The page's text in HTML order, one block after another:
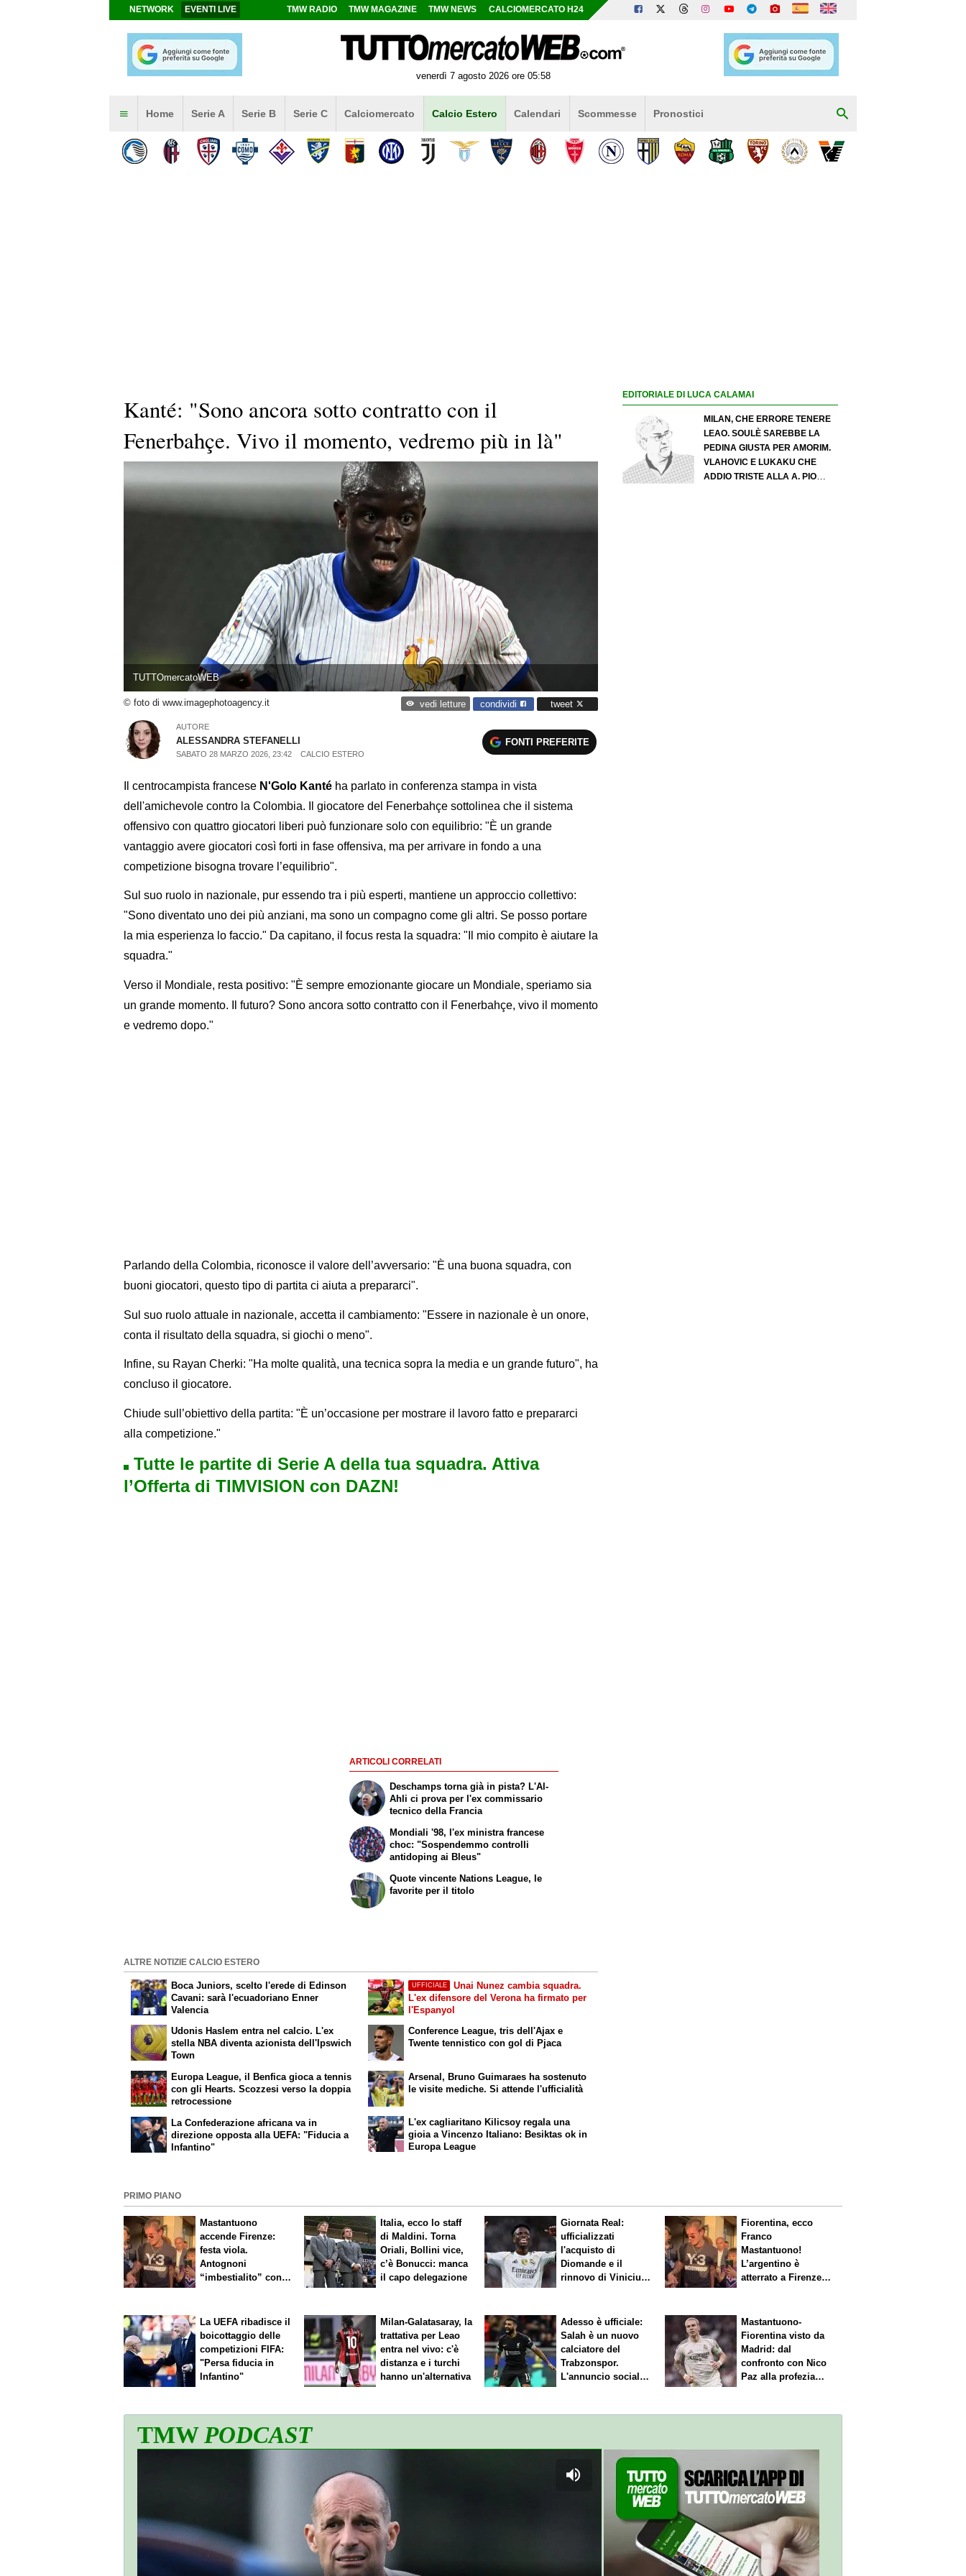
NETWORK EVENTI LIVE TMW RADIO TMW MAGAZINE TMW NEWS CALCIOMERCATO H24
venerdì 7 agosto 2026 ore 05:58
Home Serie A Serie B Serie C Calciomercato Calcio Estero Calendari Scommesse Pronostici
Kanté: "Sono ancora sotto contratto con il
Fenerbahçe. Vivo il momento, vedremo più in là"
TUTTOmercatoWEB
© foto di www.imagephotoagency.it vedi letture condividi tweet
AUTORE
ALESSANDRA STEFANELLI
SABATO 28 MARZO 2026, 23:42 CALCIO ESTERO
FONTI PREFERITE
Il centrocampista francese N'Golo Kanté ha parlato in conferenza stampa in vista
dell'amichevole contro la Colombia. Il giocatore del Fenerbahçe sottolinea che il sistema
offensivo con quattro giocatori liberi può funzionare solo con equilibrio: "È un grande
vantaggio avere giocatori così forti in fase offensiva, ma per arrivare in fondo a una
competizione bisogna trovare l’equilibrio".
Sul suo ruolo in nazionale, pur essendo tra i più esperti, mantiene un approccio collettivo:
"Sono diventato uno dei più anziani, ma sono un compagno come gli altri. Se posso portare
la mia esperienza lo faccio." Da capitano, il focus resta la squadra: "Il mio compito è aiutare la
squadra."
Verso il Mondiale, resta positivo: "È sempre emozionante giocare un Mondiale, speriamo sia
un grande momento. Il futuro? Sono ancora sotto contratto con il Fenerbahçe, vivo il momento
e vedremo dopo."
Parlando della Colombia, riconosce il valore dell’avversario: "È una buona squadra, con
buoni giocatori, questo tipo di partita ci aiuta a prepararci".
Sul suo ruolo attuale in nazionale, accetta il cambiamento: "Essere in nazionale è un onore,
conta il risultato della squadra, si giochi o meno".
Infine, su Rayan Cherki: "Ha molte qualità, una tecnica sopra la media e un grande futuro", ha
concluso il giocatore.
Chiude sull’obiettivo della partita: "È un’occasione per mostrare il lavoro fatto e prepararci
alla competizione."
Tutte le partite di Serie A della tua squadra. Attiva
l’Offerta di TIMVISION con DAZN!
ARTICOLI CORRELATI
Deschamps torna già in pista? L'Al-
Ahli ci prova per l'ex commissario
tecnico della Francia
Mondiali '98, l'ex ministra francese
choc: "Sospendemmo controlli
antidoping ai Bleus"
Quote vincente Nations League, le
favorite per il titolo
ALTRE NOTIZIE CALCIO ESTERO
Boca Juniors, scelto l'erede di Edinson
Cavani: sarà l'ecuadoriano Enner
Valencia
Udonis Haslem entra nel calcio. L'ex
stella NBA diventa azionista dell'Ipswich
Town
UFFICIALE
Unai Nunez cambia squadra.
L'ex difensore del Verona ha firmato per
l'Espanyol
Conference League, tris dell'Ajax e
Twente tennistico con gol di Pjaca
Europa League, il Benfica gioca a tennis
con gli Hearts. Scozzesi verso la doppia
retrocessione
La Confederazione africana va in
direzione opposta alla UEFA: "Fiducia a
Infantino"
Arsenal, Bruno Guimaraes ha sostenuto
le visite mediche. Si attende l'ufficialità
L'ex cagliaritano Kilicsoy regala una
gioia a Vincenzo Italiano: Besiktas ok in
Europa League
EDITORIALE DI LUCA CALAMAI
MILAN, CHE ERRORE TENERE
LEAO. SOULÈ SAREBBE LA
PEDINA GIUSTA PER AMORIM.
VLAHOVIC E LUKAKU CHE
ADDIO TRISTE ALLA A. PIO
PRIMO PIANO
Mastantuono
accende Firenze:
festa viola.
Antognoni
“imbestialito” con
Italia, ecco lo staff
di Maldini. Torna
Oriali, Bollini vice,
c’è Bonucci: manca
il capo delegazione
Giornata Real:
ufficializzati
l'acquisto di
Diomande e il
rinnovo di Vinicius.
Fiorentina, ecco
Franco
Mastantuono!
L’argentino è
atterrato a Firenze,
La UEFA ribadisce il
boicottaggio delle
competizioni FIFA:
"Persa fiducia in
Infantino"
Milan-Galatasaray, la
trattativa per Leao
entra nel vivo: c'è
distanza e i turchi
hanno un'alternativa
Adesso è ufficiale:
Salah è un nuovo
calciatore del
Trabzonspor.
L'annuncio social
Mastantuono-
Fiorentina visto da
Madrid: dal
confronto con Nico
Paz alla profezia
TMWPODCAST